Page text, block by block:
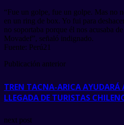
“Fue un golpe, fue un golpe. Mas no
en un ring de box. Yo fui para
no soportaba porque él nos acusaba
Movadef”, señaló indignado.
Fuente: Perú21
Publicación anterior
TREN TACNA-ARICA AYUDARÁ
LLEGADA DE TURISTAS
next post